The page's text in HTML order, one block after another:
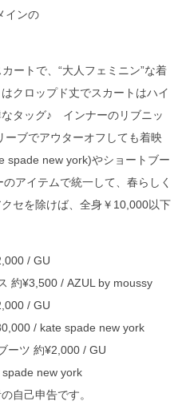
インの
ートで、“大人フェミニン”な着
クロップド丈でスカートはハイ
タッグ♪ インナーのリブニッ
ーブでアウターオフしても着映
new york)やショートブー
アイテムで統一して、春らしく
セを除けば、全身￥10,000以下
/ GU
約¥3,500 / AZUL by moussy
/ GU
/ kate spade new york
ーツ 約¥2,000 / GU
new york
自己申告です。